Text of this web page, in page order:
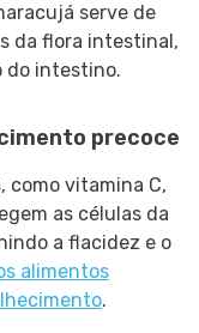
serve de
da flora intestinal,
do intestino.
precoce
como vitamina C,
as células da
a flacidez e o
alimentos
.